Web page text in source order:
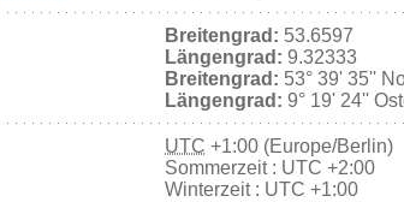
Breitengrad: 53.6597
Längengrad: 9.32333
Breitengrad: 53° 39' 35''
Längengrad: 9° 19' 24''
UTC +1:00 (Europe/Berlin)
Sommerzeit : UTC +2:00
Winterzeit : UTC +1:00